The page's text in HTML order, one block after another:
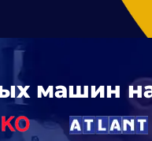
машин